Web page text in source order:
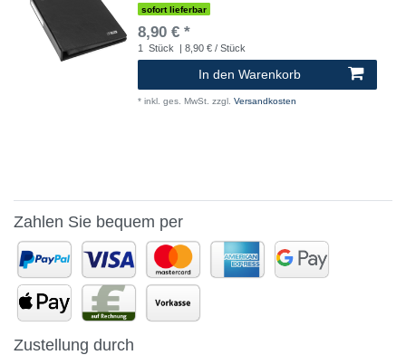
sofort lieferbar
8,90 € *
1 Stück | 8,90 € / Stück
In den Warenkorb
* inkl. ges. MwSt. zzgl. Versandkosten
Zahlen Sie bequem per
Zustellung durch